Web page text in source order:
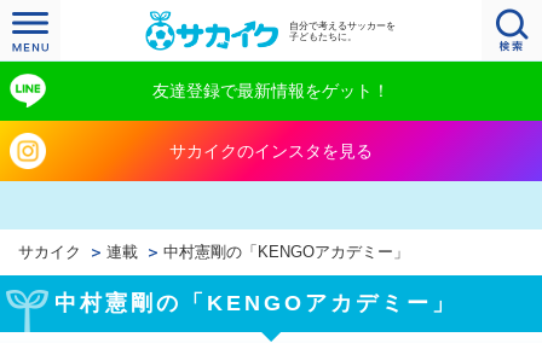
自分で考えるサッカーを
子どもたちに。
友達登録で最新情報をゲット！
サカイクのインスタを見る
サカイク 連載 中村憲剛の「KENGOアカデミー」
中村憲剛の「KENGOアカデミー」